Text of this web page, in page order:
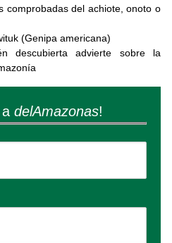
comprobadas del achiote, onoto o
(Genipa americana)
descubierta advierte sobre la
delAmazonas!